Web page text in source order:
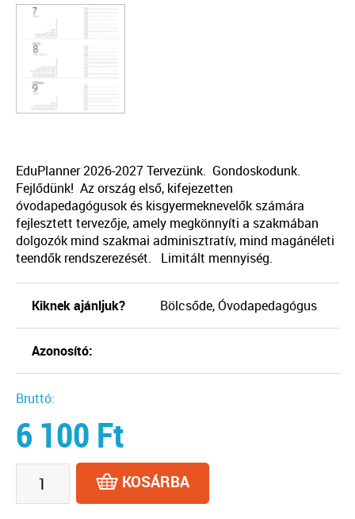
EduPlanner 2026-2027 Tervezünk. Gondoskodunk.
Fejlődünk! Az ország első, kifejezetten
óvodapedagógusok és kisgyermeknevelők számára
fejlesztett tervezője, amely megkönnyíti a szakmában
dolgozók mind szakmai adminisztratív, mind magánéleti
teendők rendszerezését. Limitált mennyiség.
Kiknek ajánljuk? Bölcsőde, Óvodapedagógus
Azonosító:
Bruttó:
6 100 Ft
KOSÁRBA